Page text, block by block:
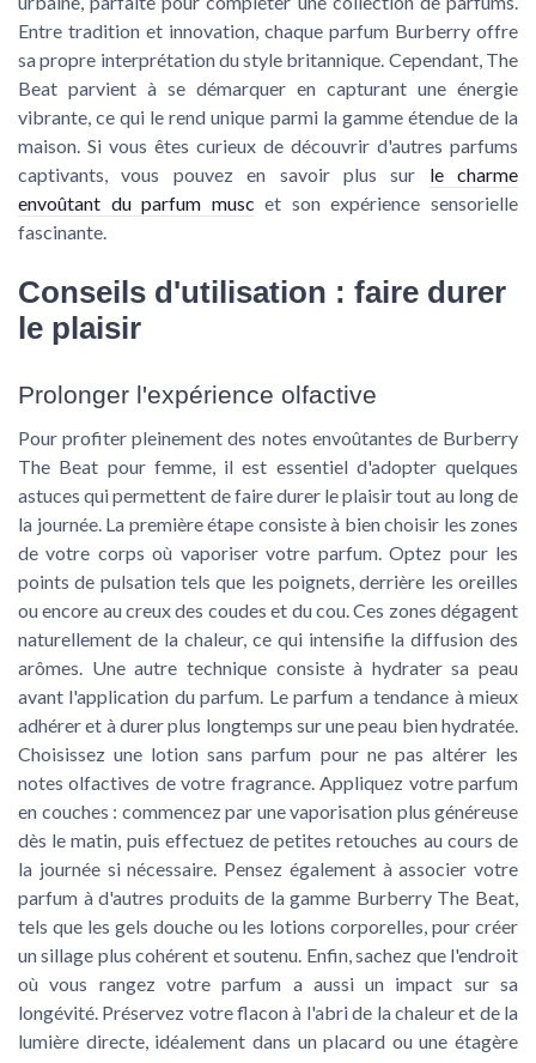
Entre tradition et innovation, chaque parfum Burberry offre
sa propre interprétation du style britannique. Cependant, The
Beat parvient à se démarquer en capturant une énergie
vibrante, ce qui le rend unique parmi la gamme étendue de la
maison. Si vous êtes curieux de découvrir d'autres parfums
captivants, vous pouvez en savoir plus sur le charme
envoûtant du parfum musc et son expérience sensorielle
fascinante.
Conseils d'utilisation : faire durer
le plaisir
Prolonger l'expérience olfactive
Pour profiter pleinement des notes envoûtantes de Burberry
The Beat pour femme, il est essentiel d'adopter quelques
astuces qui permettent de faire durer le plaisir tout au long de
la journée. La première étape consiste à bien choisir les zones
de votre corps où vaporiser votre parfum. Optez pour les
points de pulsation tels que les poignets, derrière les oreilles
ou encore au creux des coudes et du cou. Ces zones dégagent
naturellement de la chaleur, ce qui intensifie la diffusion des
arômes. Une autre technique consiste à hydrater sa peau
avant l'application du parfum. Le parfum a tendance à mieux
adhérer et à durer plus longtemps sur une peau bien hydratée.
Choisissez une lotion sans parfum pour ne pas altérer les
notes olfactives de votre fragrance. Appliquez votre parfum
en couches : commencez par une vaporisation plus généreuse
dès le matin, puis effectuez de petites retouches au cours de
la journée si nécessaire. Pensez également à associer votre
parfum à d'autres produits de la gamme Burberry The Beat,
tels que les gels douche ou les lotions corporelles, pour créer
un sillage plus cohérent et soutenu. Enfin, sachez que l'endroit
où vous rangez votre parfum a aussi un impact sur sa
longévité. Préservez votre flacon à l'abri de la chaleur et de la
lumière directe, idéalement dans un placard ou une étagère